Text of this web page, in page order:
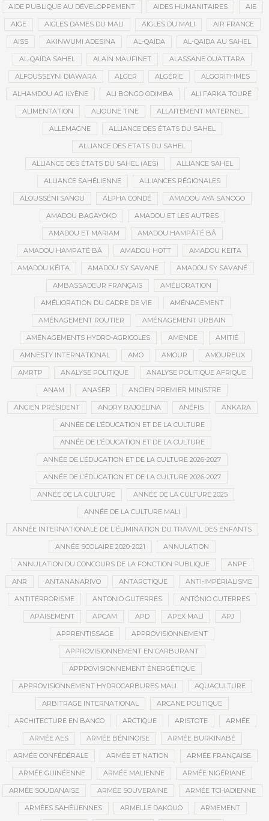
AIDE PUBLIQUE AU DÉVELOPPEMENT AIDES HUMANITAIRES AIE
AIGE AIGLES DAMES DU MALI AIGLES DU MALI AIR FRANCE
AISS AKINWUMI ADESINA AL-QAÏDA AL-QAÏDA AU SAHEL
AL-QAÏDA SAHEL ALAIN MAUFINET ALASSANE OUATTARA
ALFOUSSEYNI DIAWARA ALGER ALGÉRIE ALGORITHMES
ALHAMDOU AG ILYÈNE ALI BONGO ODIMBA ALI FARKA TOURÉ
ALIMENTATION ALIOUNE TINE ALLAITEMENT MATERNEL
ALLEMAGNE ALLIANCE DES ÉTATS DU SAHEL
ALLIANCE DES ETATS DU SAHEL
ALLIANCE DES ÉTATS DU SAHEL (AES) ALLIANCE SAHEL
ALLIANCE SAHÉLIENNE ALLIANCES RÉGIONALES
ALOUSSÉNI SANOU ALPHA CONDÉ AMADOU AYA SANOGO
AMADOU BAGAYOKO AMADOU ET LES AUTRES
AMADOU ET MARIAM AMADOU HAMPÂTÉ BÂ
AMADOU HAMPATÉ BÂ AMADOU HOTT AMADOU KEÏTA
AMADOU KÉITA AMADOU SY SAVANE AMADOU SY SAVANÉ
AMBASSADEUR FRANÇAIS AMÉLIORATION
AMÉLIORATION DU CADRE DE VIE AMÉNAGEMENT
AMÉNAGEMENT ROUTIER AMÉNAGEMENT URBAIN
AMÉNAGEMENTS HYDRO-AGRICOLES AMENDE AMITIÉ
AMNESTY INTERNATIONAL AMO AMOUR AMOUREUX
AMRTP ANALYSE POLITIQUE ANALYSE POLITIQUE AFRIQUE
ANAM ANASER ANCIEN PREMIER MINISTRE
ANCIEN PRÉSIDENT ANDRY RAJOELINA ANÉFIS ANKARA
ANNÉE DE L’ÉDUCATION ET DE LA CULTURE
ANNÉE DE L’ÉDUCATION ET DE LA CULTURE
ANNÉE DE L’ÉDUCATION ET DE LA CULTURE 2026-2027
ANNÉE DE L’ÉDUCATION ET DE LA CULTURE 2026-2027
ANNÉE DE LA CULTURE ANNÉE DE LA CULTURE 2025
ANNÉE DE LA CULTURE MALI
ANNÉE INTERNATIONALE DE L'ÉLIMINATION DU TRAVAIL DES ENFANTS
ANNÉE SCOLAIRE 2020-2021 ANNULATION
ANNULATION DU CONCOURS DE LA FONCTION PUBLIQUE ANPE
ANR ANTANANARIVO ANTARCTIQUE ANTI-IMPÉRIALISME
ANTITERRORISME ANTONIO GUTERRES ANTÓNIO GUTERRES
APAISEMENT APCAM APD APEX MALI APJ
APPRENTISSAGE APPROVISIONNEMENT
APPROVISIONNEMENT EN CARBURANT
APPROVISIONNEMENT ÉNERGÉTIQUE
APPROVISIONNEMENT HYDROCARBURES MALI AQUACULTURE
ARBITRAGE INTERNATIONAL ARCANE POLITIQUE
ARCHITECTURE EN BANCO ARCTIQUE ARISTOTE ARMÉE
ARMÉE AES ARMÉE BÉNINOISE ARMÉE BURKINABÉ
ARMÉE CONFÉDÉRALE ARMÉE ET NATION ARMÉE FRANÇAISE
ARMÉE GUINÉENNE ARMÉE MALIENNE ARMÉE NIGÉRIANE
ARMÉE SOUDANAISE ARMÉE SOUVERAINE ARMÉE TCHADIENNE
ARMÉES SAHÉLIENNES ARMELLE DAKOUO ARMEMENT